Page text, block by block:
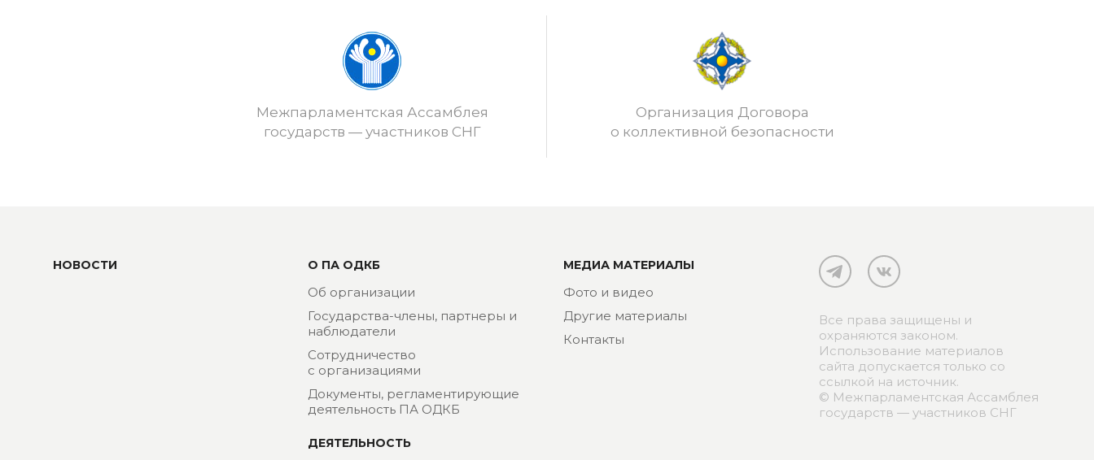
Межпарламентская Ассамблея
государств — участников СНГ
Организация Договора
о коллективной безопасности
НОВОСТИ О ПА ОДКБ
Об организации
Государства-члены, партнеры и
наблюдатели
Сотрудничество
с организациями
Документы, регламентирующие
деятельность ПА ОДКБ
ДЕЯТЕЛЬНОСТЬ
МЕДИА МАТЕРИАЛЫ
Фото и видео
Другие материалы
Контакты
Все права защищены и
охраняются законом.
Использование материалов
сайта допускается только со
ссылкой на источник.
© Межпарламентская Ассамблея
государств — участников СНГ